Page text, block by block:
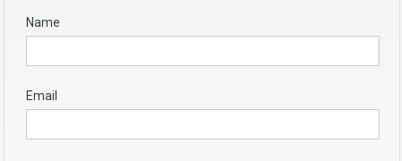
Name
Email